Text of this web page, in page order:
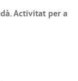
Activitat per a